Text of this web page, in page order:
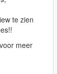
te zien
meer